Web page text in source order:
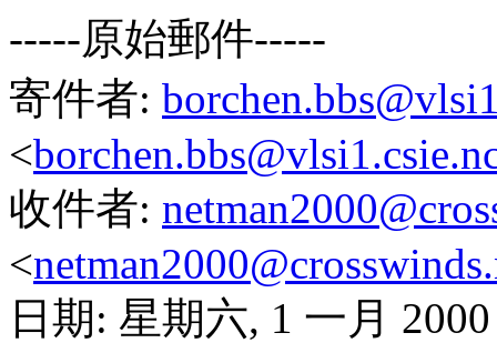
-----原始郵件-----
寄件者:
<
收件者:
<
日期: 星期六, 1 一月